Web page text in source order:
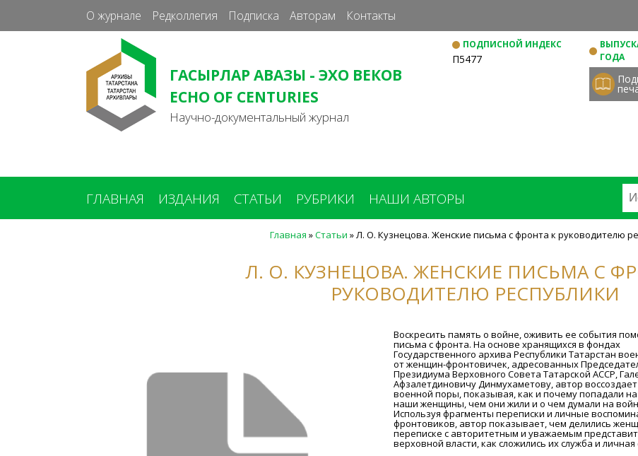
к
основному
О журнале Редколлегия Подписка Авторам Контакты
ГАСЫРЛАР АВАЗЫ - ЭХО ВЕКОВ
ECHO OF CENTURIES
Научно-документальный журнал
ПОДПИСНОЙ ИНДЕКС
П5477
ГОДА
ГЛАВНАЯ ИЗДАНИЯ СТАТЬИ РУБРИКИ НАШИ АВТОРЫ
Главная »Статьи »Л. О. Кузнецова. Женские письма с фронта к руководителю
Л. О. КУЗНЕЦОВА. ЖЕНСКИЕ ПИСЬМА С
РУКОВОДИТЕЛЮ РЕСПУБЛИКИ
Воскресить память о войне, оживить ее события
письма с фронта. На основе хранящихся в фондах
Государственного архива Республики Татарстан
от женщин-фронтовичек, адресованных
Президиума Верховного Совета Татарской АССР,
Афзалетдиновичу Динмухаметову, автор
военной поры, показывая, как и почему попадали
наши женщины, чем они жили и о чем думали на
Используя фрагменты переписки и личные
фронтовиков, автор показывает, чем делились
переписке с авторитетным и уважаемым
верховной власти, как сложились их служба и личная